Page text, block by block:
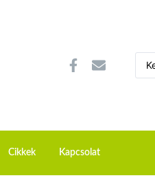
Cikkek Kapcsolat